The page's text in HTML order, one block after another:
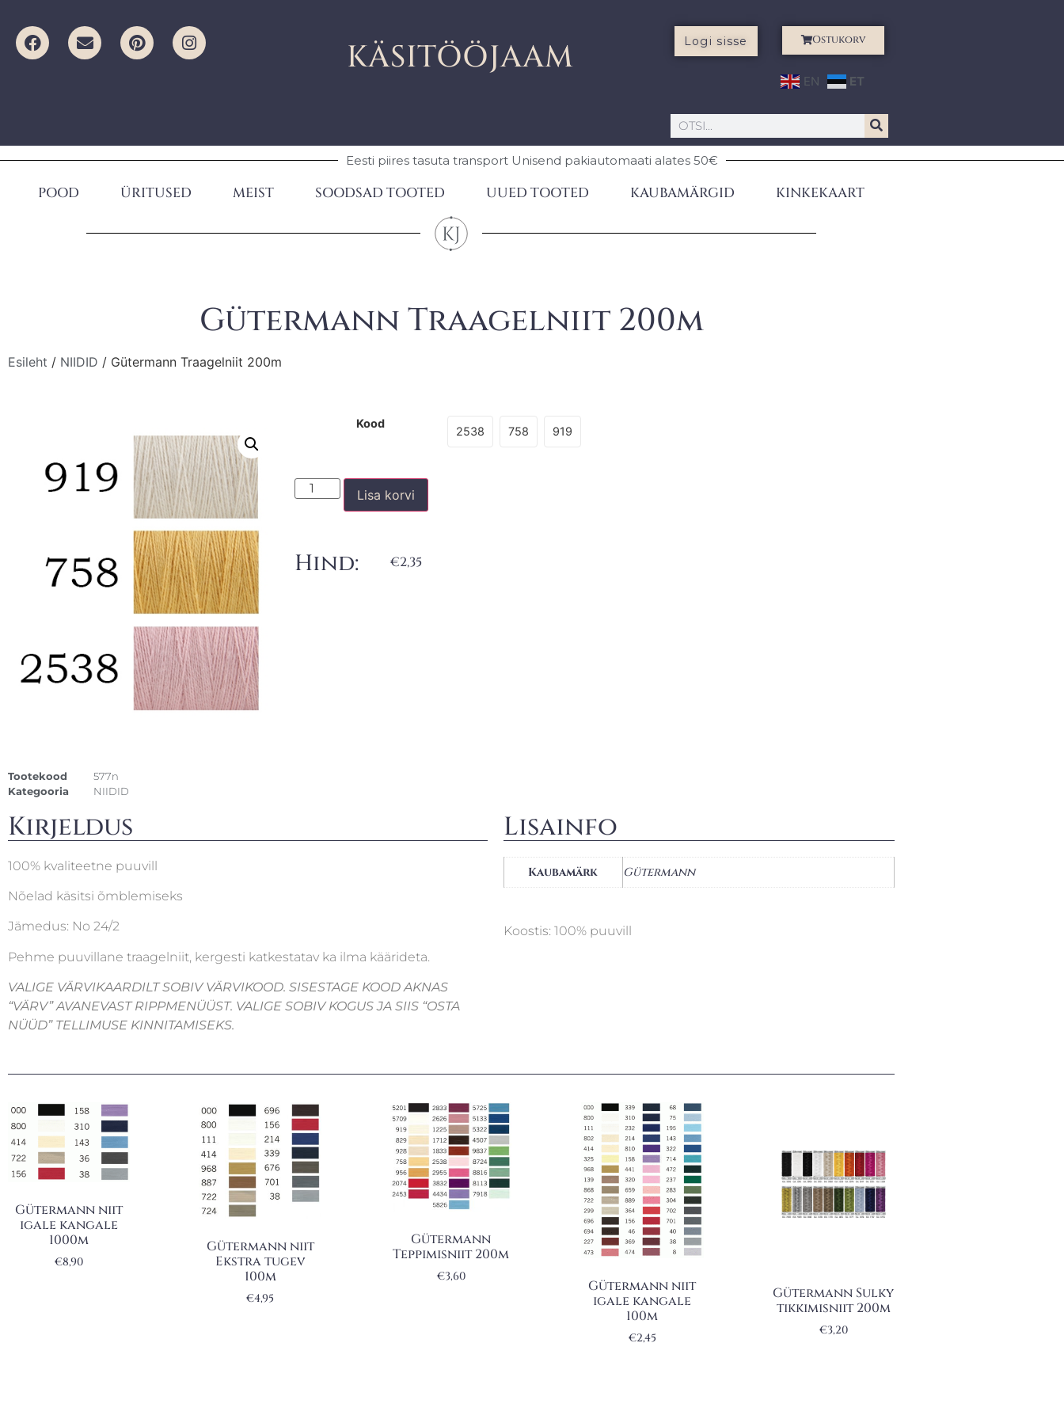
KÄSITÖÖJAAM Logi sisse Ostukorv
EN ET
Eesti piires tasuta transport Unisend pakiautomaati alates 50€
POOD ÜRITUSED MEIST SOODSAD TOOTED UUED TOOTED KAUBAMÄRGID KINKEKAART
Gütermann Traagelniit 200m
Esileht / NIIDID / Gütermann Traagelniit 200m
Tootekood
577n
Kategooria
NIIDID
kood
2538 758 919
Lisa korvi
Hind: €2,35
Kirjeldus
100% kvaliteetne puuvill
Nõelad käsitsi õmblemiseks
Jämedus: No 24/2
Pehme puuvillane traagelniit, kergesti katkestatav ka ilma käärideta.
VALIGE VÄRVIKAARDILT SOBIV VÄRVIKOOD. SISESTAGE KOOD AKNAS
“VÄRV” AVANEVAST RIPPMENÜÜST. VALIGE SOBIV KOGUS JA SIIS “OSTA
NÜÜD” TELLIMUSE KINNITAMISEKS.
Lisainfo
Kaubamärk Gütermann
Koostis: 100% puuvill
Gütermann niit
igale kangale
1000m
€8,90
Gütermann niit
Ekstra tugev
100m
€4,95
Gütermann
Teppimisniit 200m
€3,60
Gütermann niit
igale kangale
100m
€2,45
Gütermann Sulky
tikkimisniit 200m
€3,20